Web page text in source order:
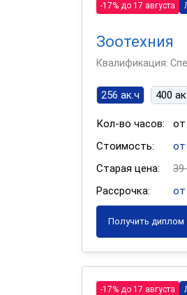
-17% до 17 августа
Зоотехния
Квалификация:
256 ак.ч 400
Кол-во часов:
от
Стоимость:
от
Старая цена:
39
Рассрочка:
от
Получить диплом
-17% до 17 августа